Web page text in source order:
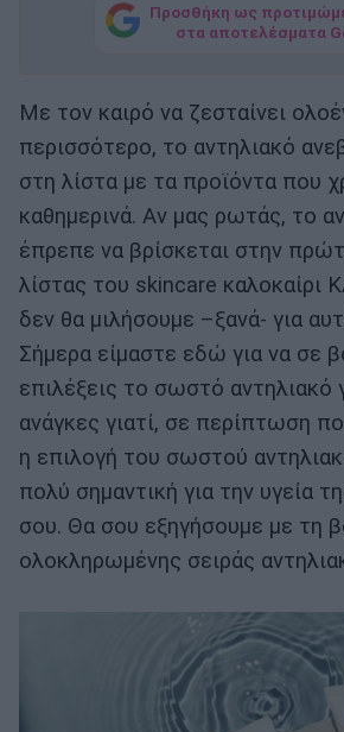
Προσθήκη ως
στα αποτελέσματα
Με τον καιρό να ζεσταίνει
περισσότερο, το αντηλιακό
στη λίστα με τα προϊόντα που
καθημερινά. Αν μας ρωτάς, το
έπρεπε να βρίσκεται στην
λίστας του skincare καλοκαίρι
δεν θα μιλήσουμε –ξανά- για
Σήμερα είμαστε εδώ για να σε
επιλέξεις το σωστό αντηλιακό
ανάγκες γιατί, σε περίπτωση
η επιλογή του σωστού
πολύ σημαντική για την υγεία
σου. Θα σου εξηγήσουμε με τη
ολοκληρωμένης σειράς